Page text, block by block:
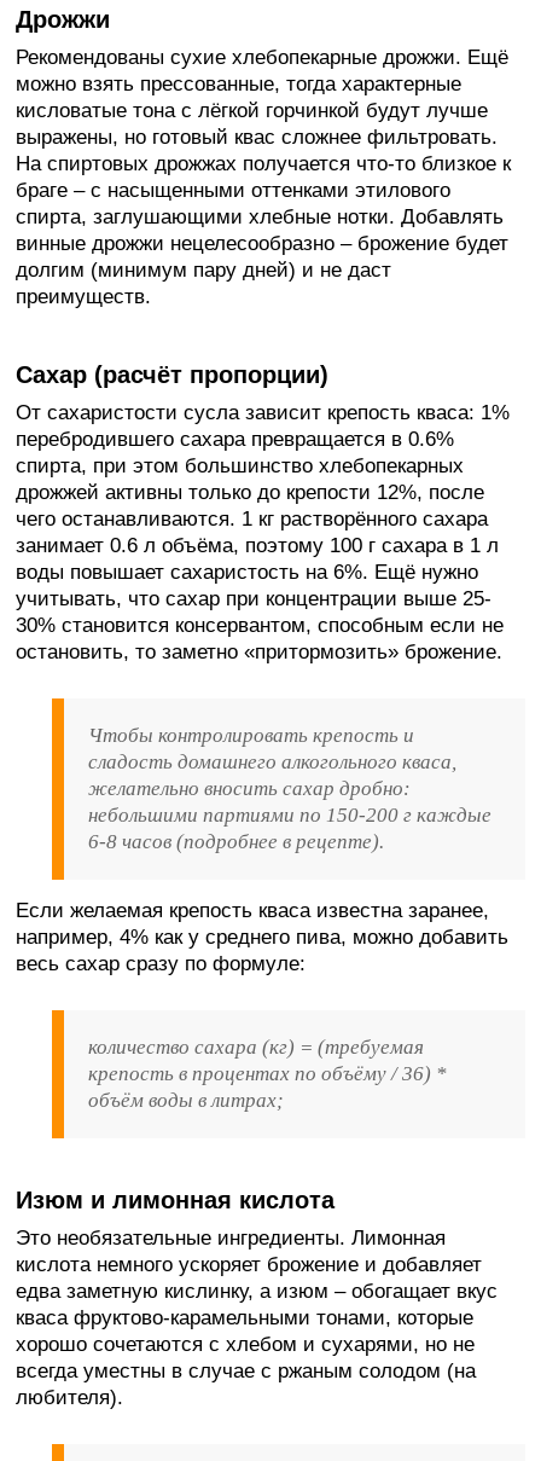
Дрожжи
Рекомендованы сухие хлебопекарные дрожжи. Ещё
можно взять прессованные, тогда характерные
кисловатые тона с лёгкой горчинкой будут лучше
выражены, но готовый квас сложнее фильтровать.
На спиртовых дрожжах получается что-то близкое к
браге – с насыщенными оттенками этилового
спирта, заглушающими хлебные нотки. Добавлять
винные дрожжи нецелесообразно – брожение будет
долгим (минимум пару дней) и не даст
преимуществ.
Сахар (расчёт пропорции)
От сахаристости сусла зависит крепость кваса: 1%
перебродившего сахара превращается в 0.6%
спирта, при этом большинство хлебопекарных
дрожжей активны только до крепости 12%, после
чего останавливаются. 1 кг растворённого сахара
занимает 0.6 л объёма, поэтому 100 г сахара в 1 л
воды повышает сахаристость на 6%. Ещё нужно
учитывать, что сахар при концентрации выше 25-
30% становится консервантом, способным если не
остановить, то заметно «притормозить» брожение.
Чтобы контролировать крепость и
сладость домашнего алкогольного кваса,
желательно вносить сахар дробно:
небольшими партиями по 150-200 г каждые
6-8 часов (подробнее в рецепте).
Если желаемая крепость кваса известна заранее,
например, 4% как у среднего пива, можно добавить
весь сахар сразу по формуле:
количество сахара (кг) = (требуемая
крепость в процентах по объёму / 36) *
объём воды в литрах;
Изюм и лимонная кислота
Это необязательные ингредиенты. Лимонная
кислота немного ускоряет брожение и добавляет
едва заметную кислинку, а изюм – обогащает вкус
кваса фруктово-карамельными тонами, которые
хорошо сочетаются с хлебом и сухарями, но не
всегда уместны в случае с ржаным солодом (на
любителя).